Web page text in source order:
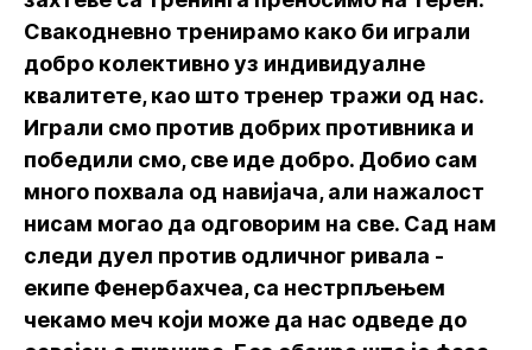
Свакодневно тренирамо како би играли
добро колективно уз индивидуалне
квалитете, као што тренер тражи од нас.
Играли смо против добрих противника и
победили смо, све иде добро. Добио сам
много похвала од навијача, али нажалост
нисам могао да одговорим на све. Сад нам
следи дуел против одличног ривала -
екипе Фенербахчеа, са нестрпљењем
чекамо меч који може да нас одведе до